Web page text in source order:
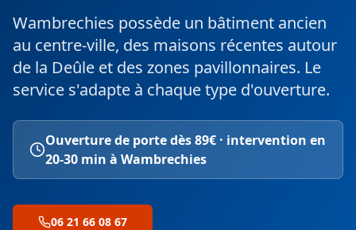
Wambrechies possède un bâtiment ancien
au centre-ville, des maisons récentes autour
de la Deûle et des zones pavillonnaires. Le
service s'adapte à chaque type d'ouverture.
Ouverture de porte dès 89€ · intervention en
20-30 min à Wambrechies
06 21 66 08 67